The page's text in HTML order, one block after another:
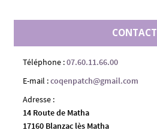
CONTACT
Téléphone :07.60.11.66.00
E-mail :coqenpatch@gmail.com
Adresse :
14 Route de Matha
17160 Blanzac lès Matha